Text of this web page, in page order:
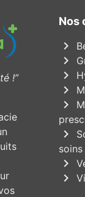
!”
Nos
chevron_right
chevron_right
chevron_right
chevron_right
chevron_right
chevron_right
soins
chevron_right
chevron_right